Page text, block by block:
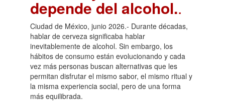
depende del alcohol..
Ciudad de México, junio 2026.- Durante décadas,
hablar de cerveza significaba hablar
inevitablemente de alcohol. Sin embargo, los
hábitos de consumo están evolucionando y cada
vez más personas buscan alternativas que les
permitan disfrutar el mismo sabor, el mismo ritual y
la misma experiencia social, pero de una forma
más equilibrada.